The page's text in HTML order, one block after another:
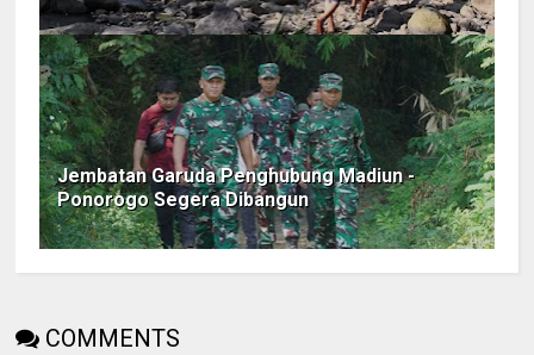
Jembatan Garuda Penghubung Madiun -
Ponorogo Segera Dibangun
COMMENTS